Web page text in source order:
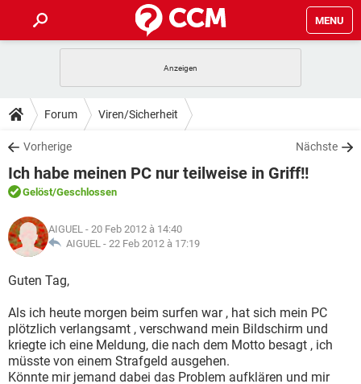
MENU
ANDROID
WINDOWS 10
WHATSAPP TIKTOK
FACEBOOK
TIPPS & TRICKS
SPIELE
WINDOWS 10
WHATSAPP
FACEBOOK HARDWARE
DOWNLOADS
SPIELE STREAMING
ANDROID
WINDOWS 10
WHATSAPP
FACEBOOK
FORUM
SPIELE
ANDROID IOS
FACEBOOK HARDWARE
LEXIKON
SPIELE
ANDROID
WINDOWS 10 INSTAGRAM
WHATSAPP TIKTOK
FACEBOOK HARDWARE
Forum Viren/Sicherheit
Vorherige Nächste
Ich habe meinen PC nur teilweise in Griff!!
Gelöst/Geschlossen
AIGUEL - 20 Feb 2012 à 14:40
AIGUEL - 22 Feb 2012 à 17:19
Guten Tag,
Als ich heute morgen beim surfen war , hat sich mein PC
plötzlich verlangsamt , verschwand mein Bildschirm und
kriegte ich eine Meldung, die nach dem Motto besagt , ich
müsste von einem Strafgeld ausgehen.
Könnte mir jemand dabei das Problem aufklären und mir